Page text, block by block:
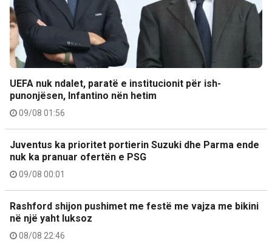
UEFA nuk ndalet, paratë e institucionit për ish-
punonjësen, Infantino nën hetim
09/08 01:56
Juventus ka prioritet portierin Suzuki dhe Parma ende
nuk ka pranuar ofertën e PSG
09/08 00:01
Rashford shijon pushimet me festë me vajza me bikini
në një yaht luksoz
08/08 22:46